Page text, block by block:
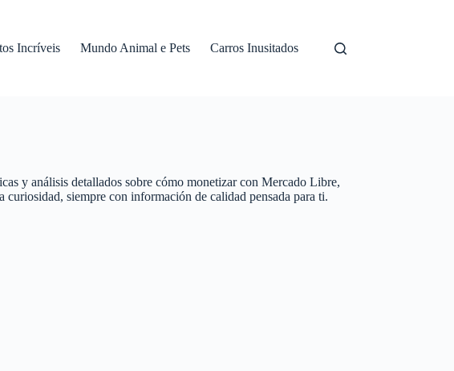
Incríveis Mundo Animal e Pets Carros Inusitados Monetização
y análisis detallados sobre cómo monetizar con Mercado Libre,
curiosidad, siempre con información de calidad pensada para ti.